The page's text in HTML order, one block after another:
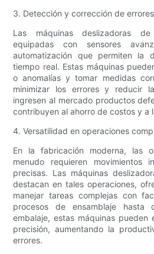
3. Detección y corrección de
Las máquinas deslizadoras
equipadas con sensores
automatización que permiten la
tiempo real. Estas máquinas
o anomalías y tomar medidas
minimizar los errores y reducir
ingresen al mercado productos
contribuyen al ahorro de costos y a
4. Versatilidad en operaciones
En la fabricación moderna, las
menudo requieren movimientos
precisas. Las máquinas
destacan en tales operaciones,
manejar tareas complejas con
procesos de ensamblaje hasta
embalaje, estas máquinas pueden
precisión, aumentando la
errores.